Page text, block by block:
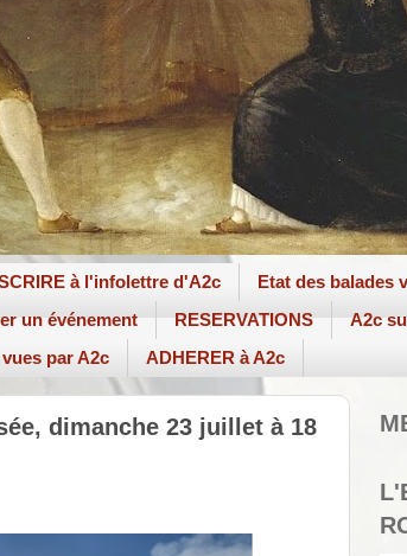
à l'infolettre d'A2c Etat des balades
un événement RESERVATIONS
A2c
par A2c
ADHERER à A2c
dimanche 23 juillet à 18